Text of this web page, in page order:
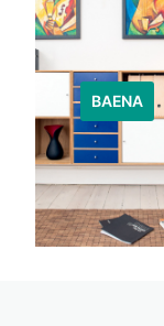
BAENA